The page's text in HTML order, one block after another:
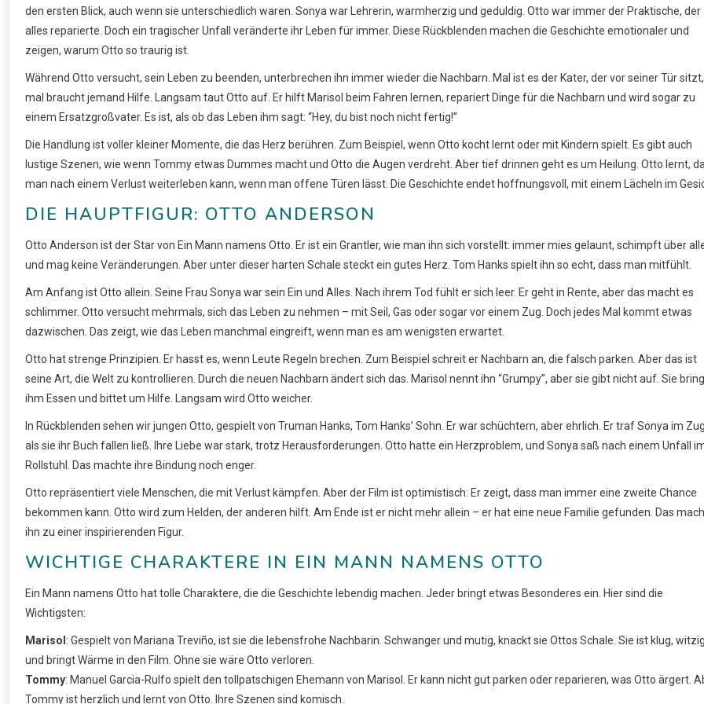
den ersten Blick, auch wenn sie unterschiedlich waren. Sonya war Lehrerin, warmherzig und geduldig. Otto war immer der Praktische, der
alles reparierte. Doch ein tragischer Unfall veränderte ihr Leben für immer. Diese Rückblenden machen die Geschichte emotionaler und
zeigen, warum Otto so traurig ist.
Während Otto versucht, sein Leben zu beenden, unterbrechen ihn immer wieder die Nachbarn. Mal ist es der Kater, der vor seiner Tür sitzt,
mal braucht jemand Hilfe. Langsam taut Otto auf. Er hilft Marisol beim Fahren lernen, repariert Dinge für die Nachbarn und wird sogar zu
einem Ersatzgroßvater. Es ist, als ob das Leben ihm sagt: “Hey, du bist noch nicht fertig!”
Die Handlung ist voller kleiner Momente, die das Herz berühren. Zum Beispiel, wenn Otto kocht lernt oder mit Kindern spielt. Es gibt auch
lustige Szenen, wie wenn Tommy etwas Dummes macht und Otto die Augen verdreht. Aber tief drinnen geht es um Heilung. Otto lernt,
man nach einem Verlust weiterleben kann, wenn man offene Türen lässt. Die Geschichte endet hoffnungsvoll, mit einem Lächeln im
DIE HAUPTFIGUR: OTTO ANDERSON
Otto Anderson ist der Star von Ein Mann namens Otto. Er ist ein Grantler, wie man ihn sich vorstellt: immer mies gelaunt, schimpft über
und mag keine Veränderungen. Aber unter dieser harten Schale steckt ein gutes Herz. Tom Hanks spielt ihn so echt, dass man mitfühlt.
Am Anfang ist Otto allein. Seine Frau Sonya war sein Ein und Alles. Nach ihrem Tod fühlt er sich leer. Er geht in Rente, aber das macht es
schlimmer. Otto versucht mehrmals, sich das Leben zu nehmen – mit Seil, Gas oder sogar vor einem Zug. Doch jedes Mal kommt etwas
dazwischen. Das zeigt, wie das Leben manchmal eingreift, wenn man es am wenigsten erwartet.
Otto hat strenge Prinzipien. Er hasst es, wenn Leute Regeln brechen. Zum Beispiel schreit er Nachbarn an, die falsch parken. Aber das ist
seine Art, die Welt zu kontrollieren. Durch die neuen Nachbarn ändert sich das. Marisol nennt ihn “Grumpy”, aber sie gibt nicht auf. Sie
ihm Essen und bittet um Hilfe. Langsam wird Otto weicher.
In Rückblenden sehen wir jungen Otto, gespielt von Truman Hanks, Tom Hanks’ Sohn. Er war schüchtern, aber ehrlich. Er traf Sonya im
als sie ihr Buch fallen ließ. Ihre Liebe war stark, trotz Herausforderungen. Otto hatte ein Herzproblem, und Sonya saß nach einem Unfall
Rollstuhl. Das machte ihre Bindung noch enger.
Otto repräsentiert viele Menschen, die mit Verlust kämpfen. Aber der Film ist optimistisch: Er zeigt, dass man immer eine zweite Chance
bekommen kann. Otto wird zum Helden, der anderen hilft. Am Ende ist er nicht mehr allein – er hat eine neue Familie gefunden. Das
ihn zu einer inspirierenden Figur.
WICHTIGE CHARAKTERE IN EIN MANN NAMENS OTTO
Ein Mann namens Otto hat tolle Charaktere, die die Geschichte lebendig machen. Jeder bringt etwas Besonderes ein. Hier sind die
Wichtigsten:
Marisol : Gespielt von Mariana Treviño, ist sie die lebensfrohe Nachbarin. Schwanger und mutig, knackt sie Ottos Schale. Sie ist klug, witzig
und bringt Wärme in den Film. Ohne sie wäre Otto verloren.
Tommy: Manuel Garcia-Rulfo spielt den tollpatschigen Ehemann von Marisol. Er kann nicht gut parken oder reparieren, was Otto ärgert.
Tommy ist herzlich und lernt von Otto. Ihre Szenen sind komisch.